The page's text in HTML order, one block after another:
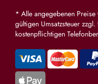
* Alle angegebenen
gültigen Umsatzsteuer
kostenpflichtigen